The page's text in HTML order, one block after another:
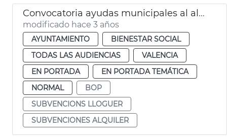
Convocatoria ayudas municipales al alquiler
modificado hace 3 años
AYUNTAMIENTO
BIENESTAR SOCIAL
TODAS LAS AUDIENCIAS
VALENCIA
EN PORTADA
EN PORTADA TEMÁTICA
NORMAL
BOP
SUBVENCIONS LLOGUER
SUBVENCIONES ALQUILER